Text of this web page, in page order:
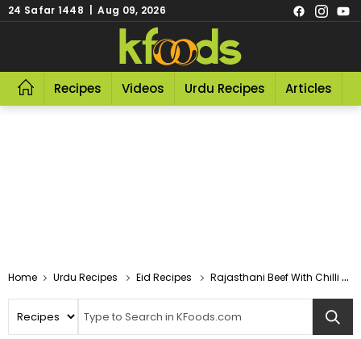
24 Safar 1448 | Aug 09, 2026
Recipes Videos Urdu Recipes Articles
Home Urdu Recipes Eid Recipes Rajasthani Beef With Chilli Recipe In Urdu